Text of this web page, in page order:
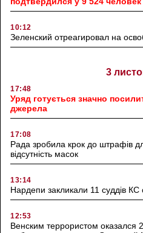
10:12
Зеленский отреагировал на
3
17:48
Уряд готується значно
джерела
17:08
Рада зробила крок до штрафів
відсутність масок
13:14
Нардепи закликали 11 суддів
12:53
Венским террористом оказался